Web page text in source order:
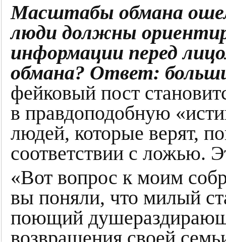
Масштабы обмана
люди должны
информации перед
обмана? Ответ:
фейковый пост
в правдоподобную
людей, которые верят,
соответствии с ложью.
«Вот вопрос к моим
вы поняли, что милый
поющий